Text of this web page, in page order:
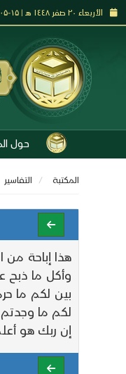
الأربعاء ٢٠ صفر ١٤٤٨ هـ | ۱۵-۰۵-۱۴۰۵ | 05-08-2026
حول
المكتبة التفاسير
هذا إباحة من
وأكل ما ذبح
بين لكم ما
لكم ما وجدتم
إن ربك هو